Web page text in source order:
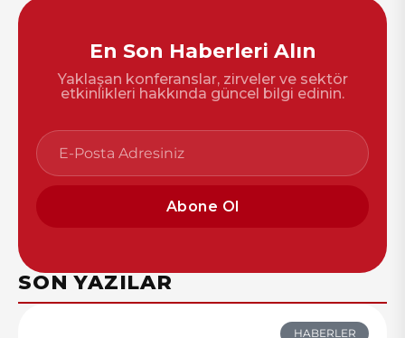
En Son Haberleri Alın
Yaklaşan konferanslar, zirveler ve sektör
etkinlikleri hakkında güncel bilgi edinin.
Abone Ol
SON YAZILAR
HABERLER